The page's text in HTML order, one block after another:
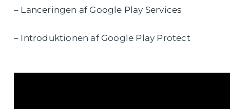
– Lanceringen af Google Play Services
– Introduktionen af Google Play Protect